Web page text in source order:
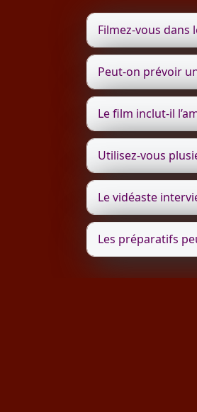
Filmez-vous dans
Peut-on prévoir
Le film inclut-il
Utilisez-vous
Le vidéaste
Les préparatifs